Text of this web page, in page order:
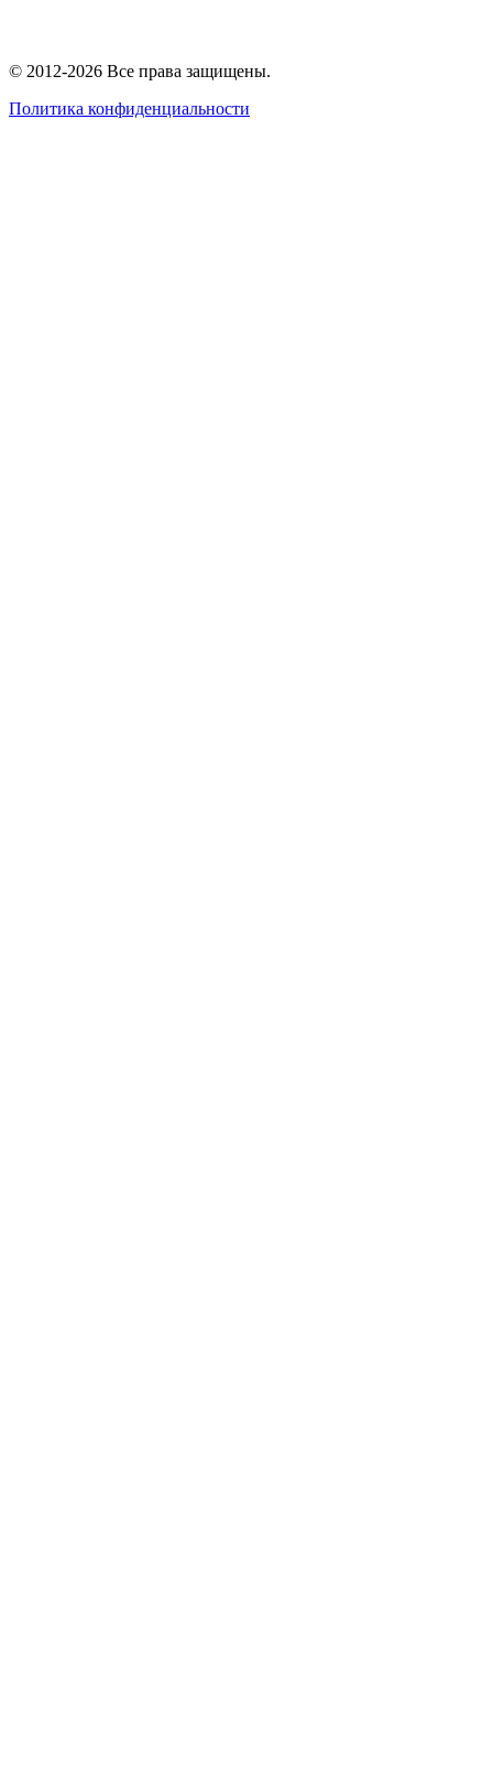
© 2012-2026 Все права защищены.
Политика конфиденциальности